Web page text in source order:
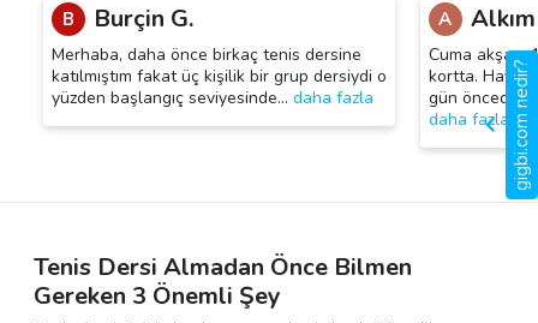
B Burçin G.
Merhaba, daha önce birkaç tenis dersine
katılmıştım fakat üç kişilik bir grup dersiydi o
yüzden başlangıç seviyesinde… daha fazla
A
Cuma akşam
kortta. Hava
gün önceden
daha fazla
Tenis Dersi Almadan Önce Bilmen
Gereken 3 Önemli Şey
gigbi.com nedir?